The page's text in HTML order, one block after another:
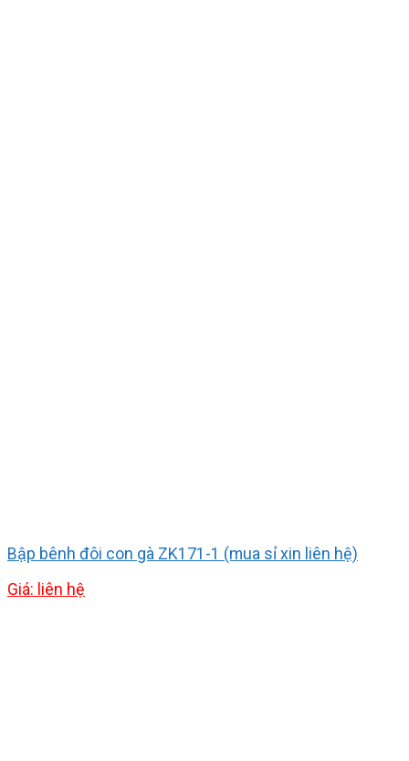
Bập bênh đôi con gà ZK171-1 (mua sỉ xin liên hệ)
Giá: liên hệ